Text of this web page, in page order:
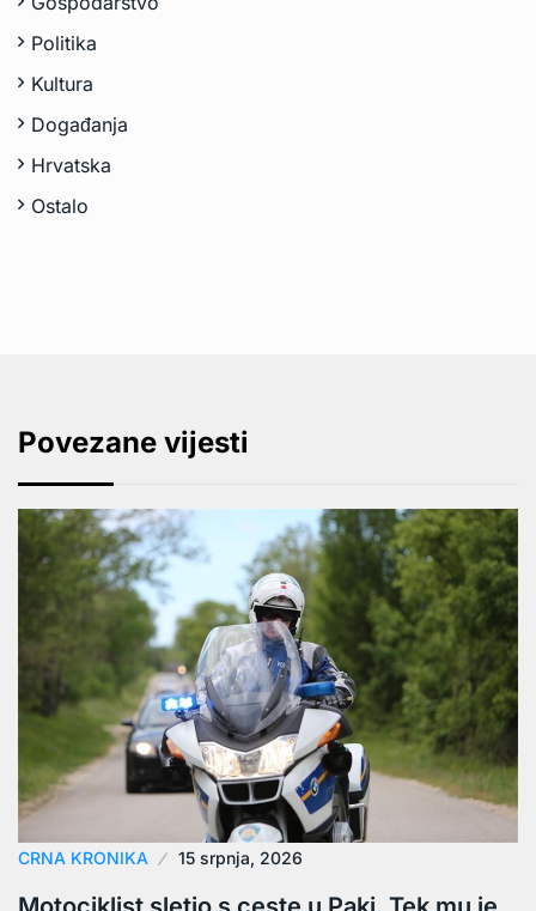
Politika
Kultura
Događanja
Hrvatska
Ostalo
Povezane vijesti
CRNA KRONIKA 15 srpnja, 2026